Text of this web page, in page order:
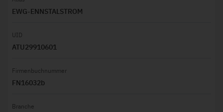
EWG-ENNSTALSTROM
UID
ATU29910601
Firmenbuchnummer
FN16032b
Branche